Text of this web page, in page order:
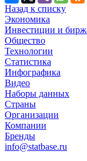
Назад к списку
Экономика
Инвестиции и
Общество
Технологии
Cтатистика
Инфографика
Видео
Наборы данных
Страны
Организации
Компании
Бренды
info@statbase.ru